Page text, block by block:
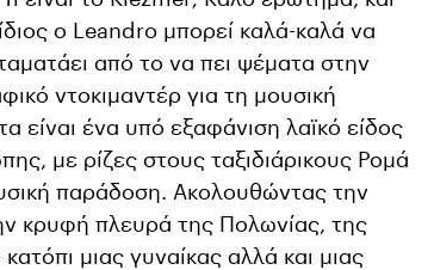
ο Leandro μπορεί καλά-καλά να
από το να πει ψέματα στην
ντοκιμαντέρ για τη μουσική
είναι ένα υπό εξαφάνιση λαϊκό είδος
με ρίζες στους ταξιδιάρικους Ρομά
παράδοση. Ακολουθώντας την
κρυφή πλευρά της Πολωνίας, της
μιας γυναίκας αλλά και μιας